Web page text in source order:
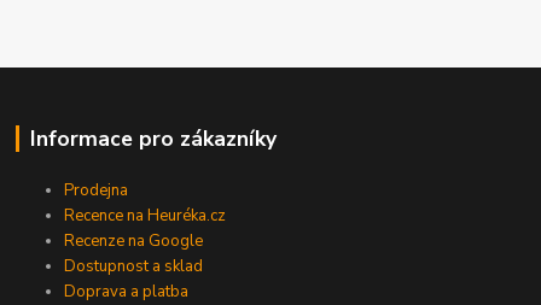
Informace pro zákazníky
Prodejna
Recence na Heuréka.cz
Recenze na Google
Dostupnost a sklad
Doprava a platba